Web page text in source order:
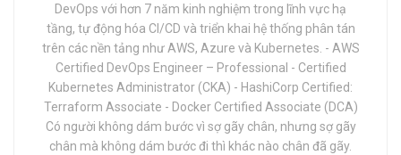
DevOps với hơn 7 năm kinh nghiệm trong lĩnh vực hạ
tầng, tự động hóa CI/CD và triển khai hệ thống phân tán
trên các nền tảng như AWS, Azure và Kubernetes. - AWS
Certified DevOps Engineer – Professional - Certified
Kubernetes Administrator (CKA) - HashiCorp Certified:
Terraform Associate - Docker Certified Associate (DCA)
Có người không dám bước vì sợ gãy chân, nhưng sợ gãy
chân mà không dám bước đi thì khác nào chân đã gãy.